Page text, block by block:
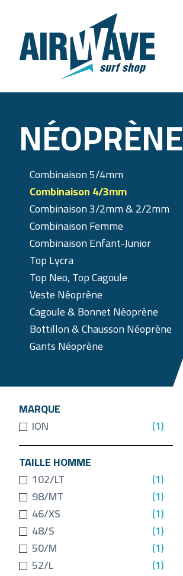
NÉOPRÈNE
Combinaison 5/4mm
Combinaison 4/3mm
Combinaison 3/2mm & 2/2mm
Combinaison Femme
Combinaison Enfant-Junior
Top Lycra
Top Neo, Top Cagoule
Veste Néoprène
Cagoule & Bonnet Néoprène
Bottillon & Chausson Néoprène
Gants Néoprène
MARQUE
ION
(1)
TAILLE HOMME
102/LT
(1)
98/MT
(1)
46/XS
(1)
48/S
(1)
50/M
(1)
52/L
(1)